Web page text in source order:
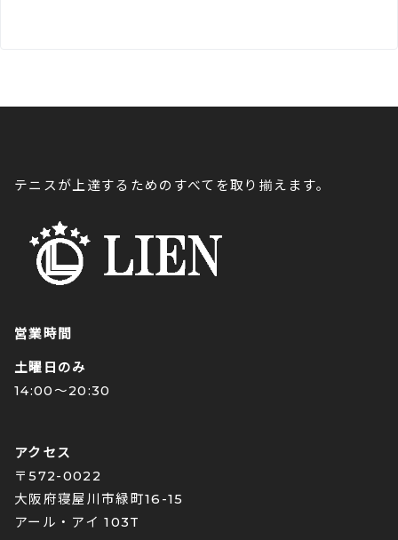
テニスが上達するためのすべてを取り揃えます。
営業時間
土曜日のみ
14:00〜20:30
アクセス
〒572-0022
大阪府寝屋川市緑町16-15
アール・アイ 103T